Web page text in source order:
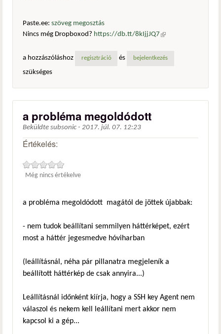
Paste.ee: szöveg megosztás
Nincs még Dropboxod? https://db.tt/8kIjjJQ7 (külső
a hozzászóláshoz
regisztráció és bejelentkezés
szükséges
a probléma megoldódott
Beküldte subsonic - 2017. júl. 07. 12:23
Értékelés:
Még nincs értékelve
a probléma megoldódott magától de jöttek újabbak:
- nem tudok beállítani semmilyen háttérképet, ezért
most a háttér jegesmedve hóviharban
(leállításnál, néha pár pillanatra megjeleník a
beállított háttérkép de csak annyira...)
Leállításnál időnként kiírja, hogy a SSH key Agent nem
válaszol és nekem kell leállítani mert akkor nem
kapcsol ki a gép...